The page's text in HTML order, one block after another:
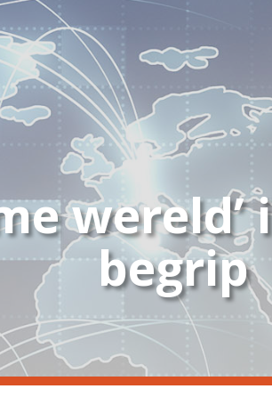
wereld’
begrip